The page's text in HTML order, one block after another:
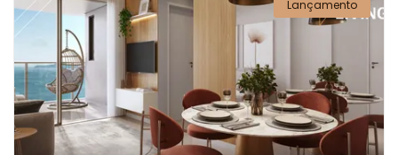
Lançamento